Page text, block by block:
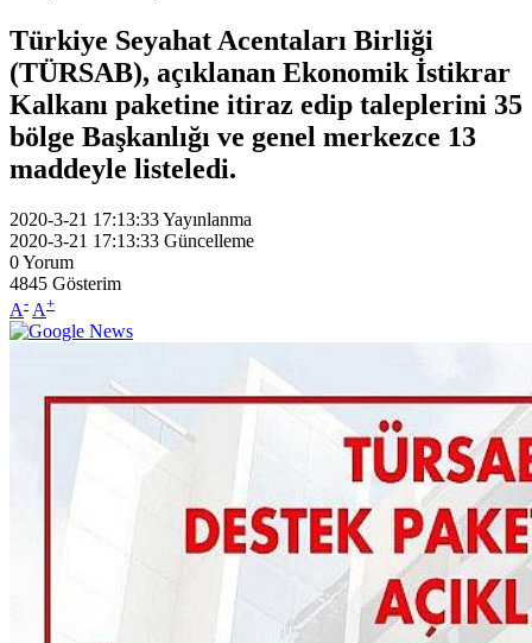
Türkiye Seyahat Acentaları Birliği
(TÜRSAB), açıklanan Ekonomik İstikrar
Kalkanı paketine itiraz edip taleplerini 35
bölge Başkanlığı ve genel merkezce 13
maddeyle listeledi.
2020-3-21 17:13:33Yayınlanma
2020-3-21 17:13:33 Güncelleme
0Yorum
4845 Gösterim
A- A+